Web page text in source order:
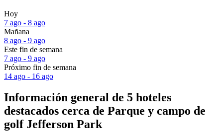
Hoy
7 ago - 8 ago
Mañana
8 ago - 9 ago
Este fin de semana
7 ago - 9 ago
Próximo fin de semana
14 ago - 16 ago
Información general de 5 hoteles
destacados cerca de Parque y campo de
golf Jefferson Park